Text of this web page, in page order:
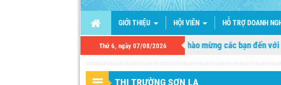
GIỚI THIỆU HỘI VIÊN HỖ TRỢ DOANH
Thứ 6, ngày 07/08/2026Chào mừng các bạn đến với
THỊ TRƯỜNG SƠN LA